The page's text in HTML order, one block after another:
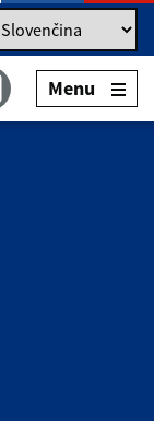
Slovenčina
Menu
Menu